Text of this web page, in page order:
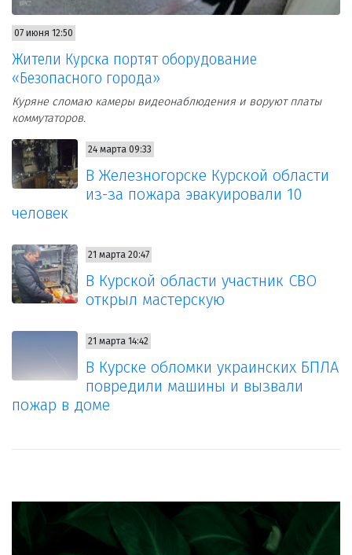
07 июня 12:50
Жители Курска портят оборудование
«Безопасного города»
Куряне сломаю камеры видеонаблюдения и воруют платы
коммутаторов.
24 марта 09:33
В Железногорске Курской области
из-за пожара эвакуировали 10
человек
21 марта 20:47
В Курской области участник СВО
открыл мастерскую
21 марта 14:42
В Курске обломки украинских БПЛА
повредили машины и вызвали
пожар в доме